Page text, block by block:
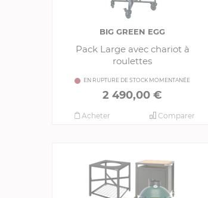
BIG GREEN EGG
Pack Large avec chariot à
roulettes
EN RUPTURE DE STOCK MOMENTANÉE
2 490,00 €
Comparer
Acheter